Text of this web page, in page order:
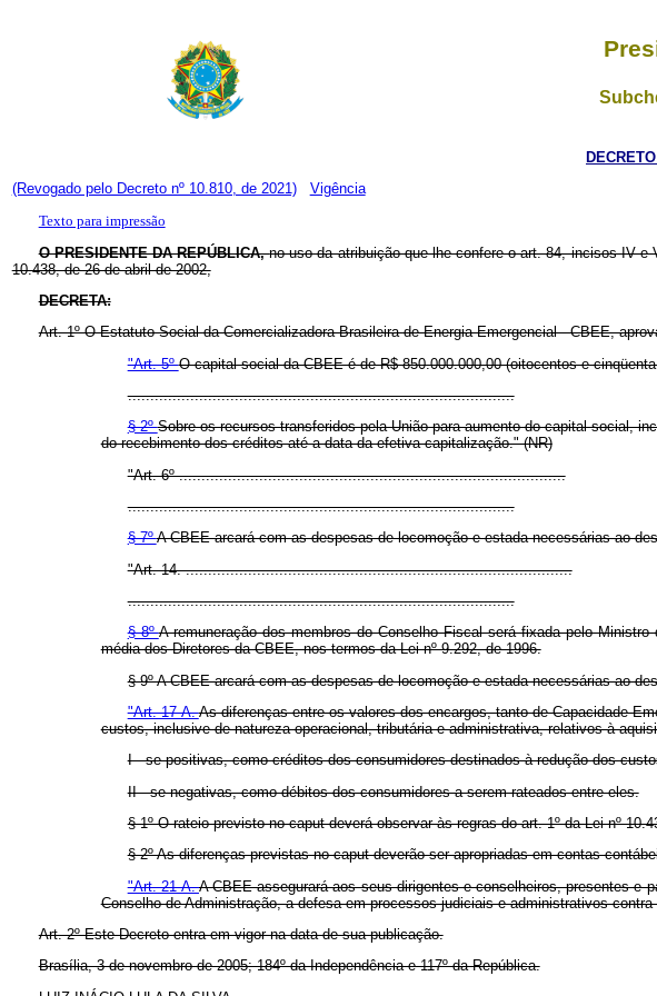
(Revogado pelo Decreto nº 10.810, de 2021)
Vigência
Texto para impressão
O PRESIDENTE DA REPÚBLICA,no uso da atribuição que lhe confere o art. 84, incisos IV
10.438, de 26 de abril de 2002,
DECRETA:
Art. 1º O Estatuto Social da Comercializadora Brasileira de Energia Emergencial - CBEE,
"Art. 5ºO capital social da CBEE é de R$ 850.000.000,00 (oitocentos e
.......................................................................................
§ 2ºSobre os recursos transferidos pela União para aumento do capital social,
do recebimento dos créditos até a data da efetiva capitalização." (NR)
"Art. 6º .......................................................................................
.......................................................................................
§ 7ºA CBEE arcará com as despesas de locomoção e estada necessárias ao
"Art. 14. .......................................................................................
.......................................................................................
§ 8ºA remuneração dos membros do Conselho Fiscal será fixada pelo
média dos Diretores da CBEE, nos termos da Lei nº 9.292, de 1996.
§ 9º A CBEE arcará com as despesas de locomoção e estada necessárias ao
"Art. 17-A.As diferenças entre os valores dos encargos, tanto de Capacidade
custos, inclusive de natureza operacional, tributária e administrativa, relativos à
I - se positivas, como créditos dos consumidores destinados à redução dos
II - se negativas, como débitos dos consumidores a serem rateados entre eles.
§ 1º O rateio previsto no caput deverá observar às regras do art. 1º da Lei nº
§ 2º As diferenças previstas no caput deverão ser apropriadas em contas
"Art. 21-A.A CBEE assegurará aos seus dirigentes e conselheiros, presentes e
Conselho de Administração, a defesa em processos judiciais e administrativos
Art. 2º Este Decreto entra em vigor na data de sua publicação.
Brasília, 3 de novembro de 2005; 184º da Independência e 117º da República.